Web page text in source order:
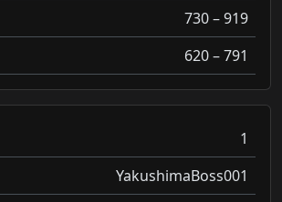
730 – 919
620 – 791
1
YakushimaBoss001